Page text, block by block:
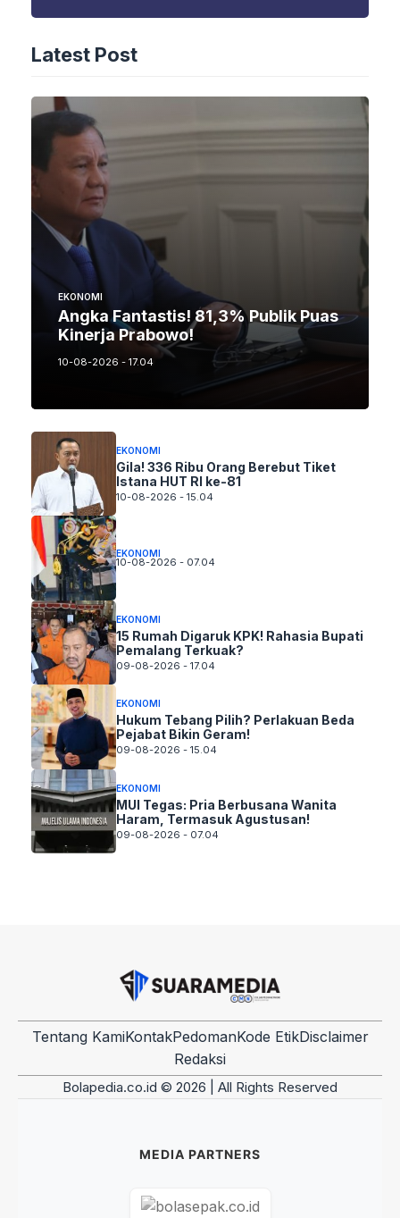
Latest Post
EKONOMI
Angka Fantastis! 81,3% Publik Puas
Kinerja Prabowo!
10-08-2026 - 17.04
EKONOMI
Gila! 336 Ribu Orang Berebut Tiket
Istana HUT RI ke-81
10-08-2026 - 15.04
EKONOMI
10-08-2026 - 07.04
EKONOMI
15 Rumah Digaruk KPK! Rahasia Bupati
Pemalang Terkuak?
09-08-2026 - 17.04
EKONOMI
Hukum Tebang Pilih? Perlakuan Beda
Pejabat Bikin Geram!
09-08-2026 - 15.04
EKONOMI
MUI Tegas: Pria Berbusana Wanita
Haram, Termasuk Agustusan!
09-08-2026 - 07.04
Tentang KamiKontakPedomanKode EtikDisclaimer
Redaksi
Bolapedia.co.id © 2026 | All Rights Reserved
MEDIA PARTNERS